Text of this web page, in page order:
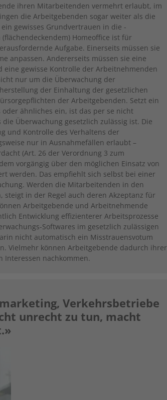
ihren Mitarbeitenden vermehrt erlaubt, im
die Arbeitgebenden sogar weiter als die
gewisses Grundvertrauen in die
Homeoffice ist für
Aufgabe. Einerseits müssen sie
anpassen. Andererseits müssen sie eine
gewisse Kontrolle der Arbeitnehmenden
nur um die Überwachung der
der Einhaltung der gesetzlichen
der Arbeitgebenden. Setzt ein
ähnliches ein, ist das per se nicht
Überwachung gesetzlich zulässig ist. Die
und Kontrolle des Verhaltens der
nur in Ausnahmefällen erlaubt –
(Art. 26 der Verordnung 3 zum
vorgängig über den möglichen Einsatz von
werden. Das empfiehlt sich selbst bei einer
Werden die Mitarbeitenden in den
in der Regel auch deren Akzeptanz für
Arbeitgebende und Arbeitnehmende
Entwicklung effizienterer Arbeitsprozesse
Softwares im gesetzlich zulässigen
nicht automatisch ein Misstrauensvotum
Vielmehr können Arbeitgebende dadurch ihrer
nach­kommen.
Verkehrsbetriebe
­unrecht zu tun, macht